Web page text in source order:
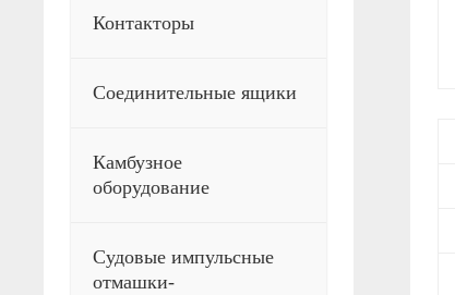
Контакторы
Соединительные ящики
Камбузное
оборудование
Судовые импульсные
отмашки-